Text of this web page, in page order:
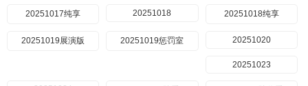
20251017纯享 20251018 20251018纯享
20251019展演版 20251019惩罚室 20251020
20251023